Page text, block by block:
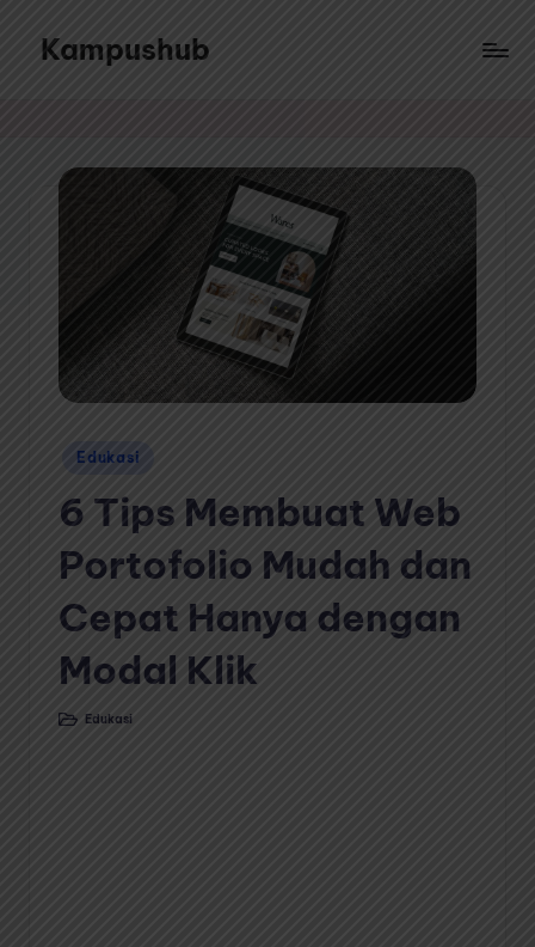
Kampushub
dari
Posted
Edukasi
6 Tips Membuat Web
Portofolio Mudah dan
Cepat Hanya dengan
Modal Klik
PostedEdukasi